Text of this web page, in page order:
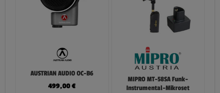
AUSTRIAN AUDIO OC-B6
499,00€
MIPRO MT-58SA Funk-
Instrumental-Mikroset